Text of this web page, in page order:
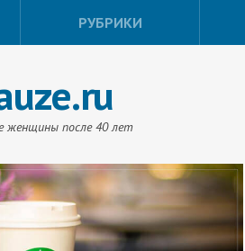
РУБРИКИ
женщины после 40 лет